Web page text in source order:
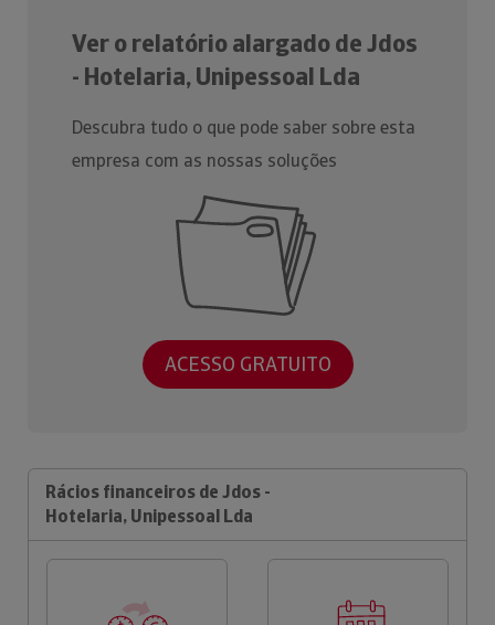
Ver o relatório alargado de Jdos
- Hotelaria, Unipessoal Lda
Descubra tudo o que pode saber sobre esta
empresa com as nossas soluções
ACESSO GRATUITO
Rácios financeiros de Jdos -
Hotelaria, Unipessoal Lda